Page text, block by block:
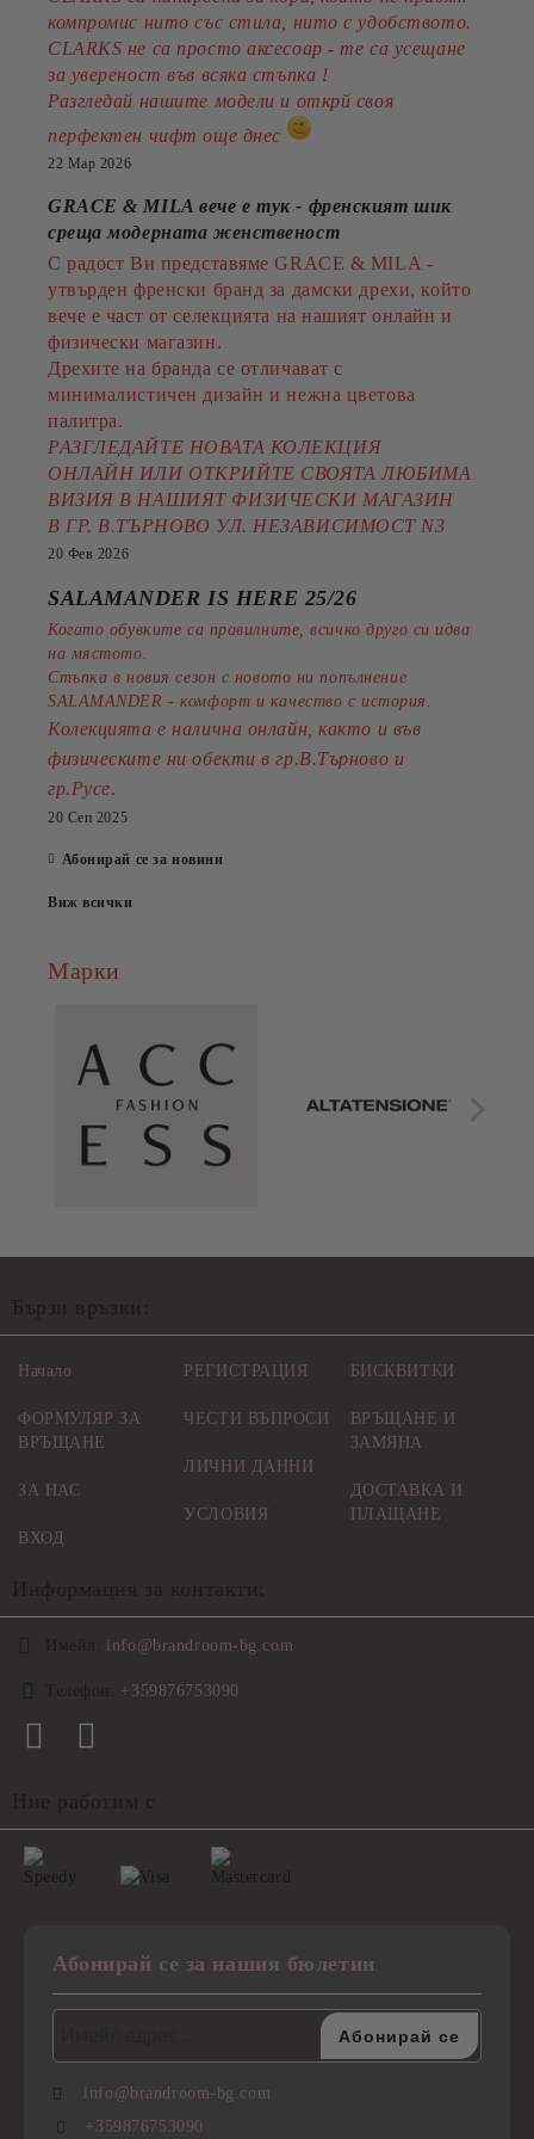
компромис нито със стила, нито с удобството.
CLARKS не са просто аксесоар - те са усещане
за увереност във всяка стъпка !
Разгледай нашите модели и открй своя
перфектен чифт още днес
22 Мар 2026
GRACE & MILA вече е тук - френският шик
среща модерната женственост
С радост Ви представяме GRACE & MILA -
утвърден френски бранд за дамски дрехи, който
вече е част от селекцията на нашият онлайн и
физически магазин.
Дрехите на бранда се отличават с
минималистичен дизайн и нежна цветова
палитра.
РАЗГЛЕДАЙТЕ НОВАТА КОЛЕКЦИЯ
ОНЛАЙН ИЛИ ОТКРИЙТЕ СВОЯТА ЛЮБИМА
ВИЗИЯ В НАШИЯТ ФИЗИЧЕСКИ МАГАЗИН
В ГР. В.ТЪРНОВО УЛ. НЕЗАВИСИМОСТ N3
20 Фев 2026
SALAMANDER IS HERE 25/26
Когато обувките са правилните, всичко друго си идва
на мястото.
Стъпка в новия сезон с новото ни попълнение
SALAMANDER - комфорт и качество с история.
Колекцията е налична онлайн, както и във
физическите ни обекти в гр.В.Търново и
гр.Русе.
20 Сеп 2025
Абонирай се за новини
Виж всички
Марки
Начало
ФОРМУЛЯР ЗА
ВРЪЩАНЕ
ЗА НАС
ВХОД
РЕГИСТРАЦИЯ
ЧЕСТИ ВЪПРОСИ
ЛИЧНИ ДАННИ
УСЛОВИЯ
БИСКВИТКИ
ВРЪЩАНЕ И
ЗАМЯНА
ДОСТАВКА И
ПЛАЩАНЕ
info@brandroom-bg.com
+359876753090
Абонирай се за нашия бюлетин
info@brandroom-bg.com
+359876753090